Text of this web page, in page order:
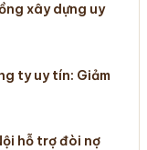
xây dựng uy
ty uy tín: Giảm
hỗ trợ đòi nợ